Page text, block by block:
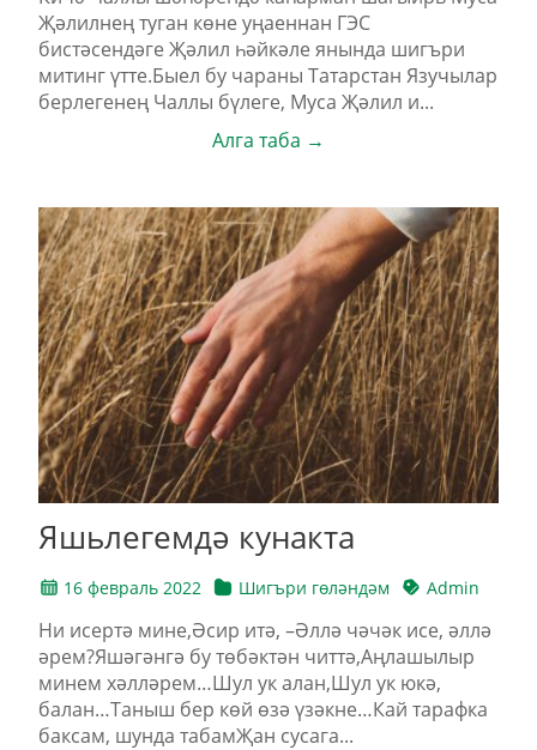
Җәлилнең туган көне уңаеннан ГЭС
бистәсендәге Җәлил һәйкәле янында шигъри
митинг үтте.Быел бу чараны Татарстан Язучылар
берлегенең Чаллы бүлеге, Муса Җәлил и...
Алга таба →
Яшьлегемдә кунакта
16 февраль 2022 Шигъри гөләндәм Admin
Ни исертә мине,Әсир итә, –Әллә чәчәк исе, әллә
әрем?Яшәгәнгә бу төбәктән читтә,Аңлашылыр
минем хәлләрем…Шул ук алан,Шул ук юкә,
балан…Таныш бер көй өзә үзәкне…Кай тарафка
баксам, шунда табамҖан сусага...